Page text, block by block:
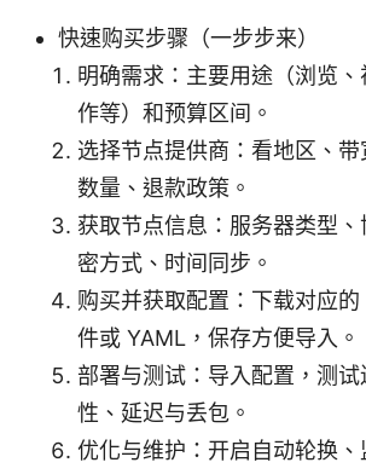
快速购买步骤（一步步来）
明确需求：主要用途（浏览
作等）和预算区间。
选择节点提供商：看地区、
数量、退款政策。
获取节点信息：服务器类型
密方式、时间同步。
购买并获取配置：下载对应
件或 YAML，保存方便导入。
部署与测试：导入配置，测
性、延迟与丢包。
优化与维护：开启自动轮换、